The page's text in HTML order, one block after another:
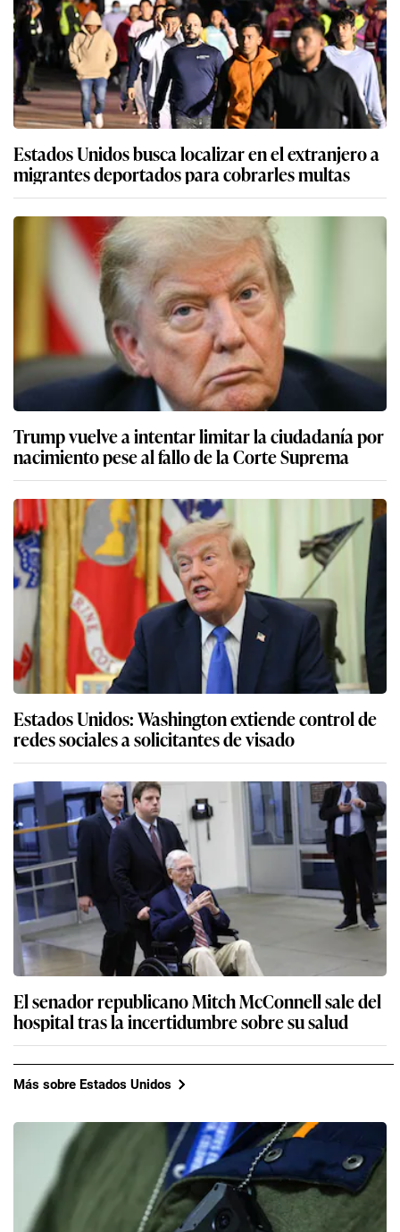
Estados Unidos busca localizar en el extranjero a
migrantes deportados para cobrarles multas
Trump vuelve a intentar limitar la ciudadanía por
nacimiento pese al fallo de la Corte Suprema
Estados Unidos: Washington extiende control de
redes sociales a solicitantes de visado
El senador republicano Mitch McConnell sale del
hospital tras la incertidumbre sobre su salud
Más sobre Estados Unidos